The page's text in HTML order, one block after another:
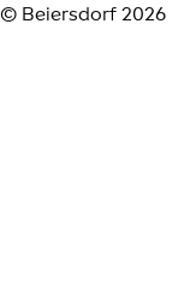
© Beiersdorf 2026